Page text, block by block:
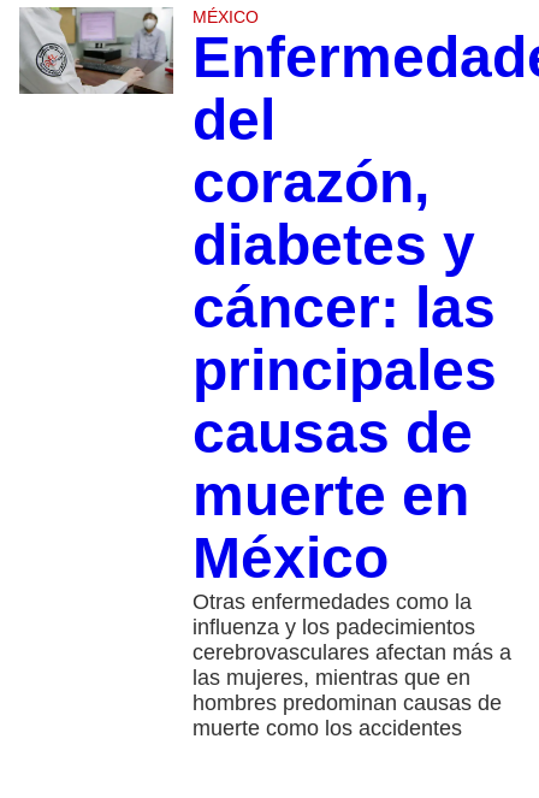
MÉXICO
del
corazón,
diabetes y
cáncer: las
principales
causas de
muerte en
México
Otras enfermedades como la
influenza y los padecimientos
cerebrovasculares afectan más a
las mujeres, mientras que en
hombres predominan causas de
muerte como los accidentes